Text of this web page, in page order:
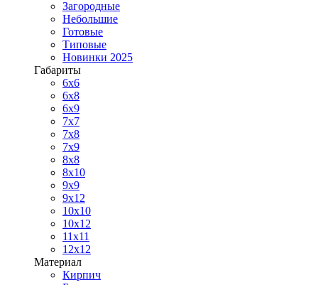
Загородные
Небольшие
Готовые
Типовые
Новинки 2025
Габариты
6x6
6x8
6x9
7x7
7x8
7x9
8x8
8x10
9x9
9x12
10x10
10x12
11x11
12x12
Материал
Кирпич